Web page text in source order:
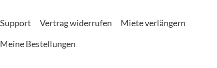
Support Vertrag widerrufen
Miete verlängern
Meine Bestellungen